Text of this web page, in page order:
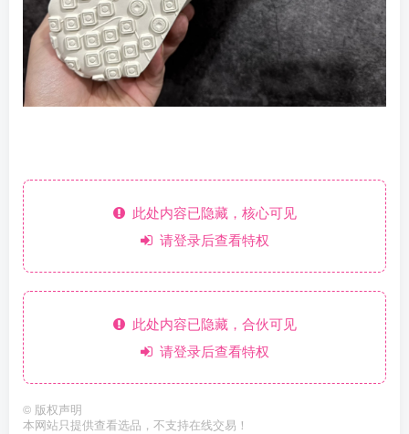
此处内容已隐藏，核心可见
请登录后查看特权
此处内容已隐藏，合伙可见
请登录后查看特权
© 版权声明
本网站只提供查看选品，不支持在线交易！